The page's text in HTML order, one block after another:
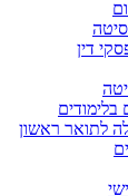
דין
בלימודים
לתואר ראשון